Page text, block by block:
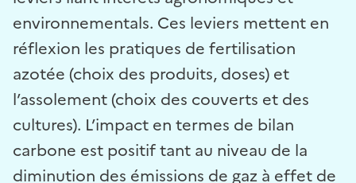
environnementals. Ces leviers mettent en
réflexion les pratiques de fertilisation
azotée (choix des produits, doses) et
l’assolement (choix des couverts et des
cultures). L’impact en termes de bilan
carbone est positif tant au niveau de la
diminution des émissions de gaz à effet de